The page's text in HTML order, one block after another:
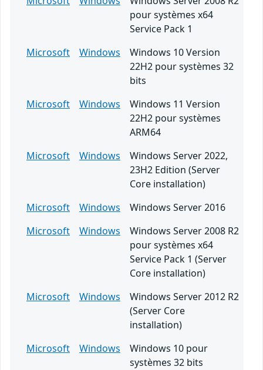
pour systèmes x64
Service Pack 1
Microsoft
Windows
Windows 10 Version
22H2 pour systèmes 32
bits
Microsoft
Windows
Windows 11 Version
22H2 pour systèmes
ARM64
Microsoft
Windows
Windows Server 2022,
23H2 Edition (Server
Core installation)
Microsoft
Windows
Windows Server 2016
Microsoft
Windows
Windows Server 2008 R2
pour systèmes x64
Service Pack 1 (Server
Core installation)
Microsoft
Windows
Windows Server 2012 R2
(Server Core
installation)
Microsoft
Windows
Windows 10 pour
systèmes 32 bits